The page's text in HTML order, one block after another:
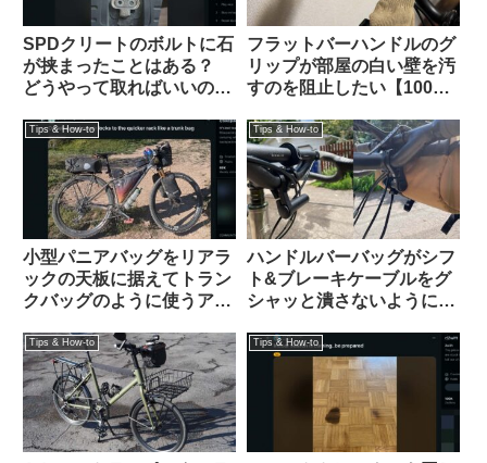
SPDクリートのボルトに石
が挟まったことはある？
どうやって取ればいいの？
フラットバーハンドルのグ
リップが部屋の白い壁を汚
すのを阻止したい【100均
Tips & How-to
小型パニアバッグをリアラ
ックの天板に据えてトラン
クバッグのように使うアイ
ら）Ortlieb Gravel-Pack /
Quick-Rack
Tips & How-to
ハンドルバーバッグがシフ
ト&ブレーキケーブルをグ
シャッと潰さないようにす
掲示板から）
Tips & How-to Tips & How-to